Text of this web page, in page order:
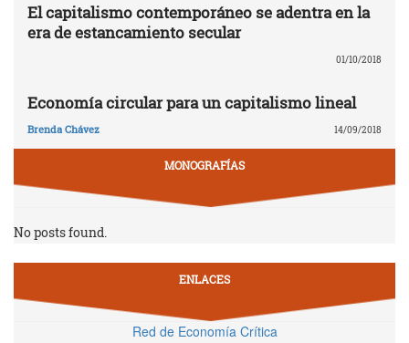
El capitalismo contemporáneo se adentra en la
era de estancamiento secular
01/10/2018
Economía circular para un capitalismo lineal
Brenda Chávez 14/09/2018
MONOGRAFÍAS
No posts found.
ENLACES
Red de Economía Crítica